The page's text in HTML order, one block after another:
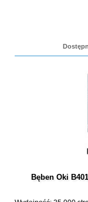
Bęben Oki